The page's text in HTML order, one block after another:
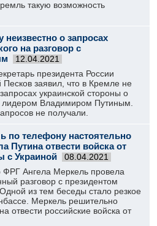
такую возможность
неизвестно о запросах
на разговор с
12.04.2021
президента России
Песков заявил, что в Кремле не
украинской стороны о
лидером Владимиром Путиным.
не получали.
по телефону настоятельно
Путина отвести войска от
с Украиной
08.04.2021
ФРГ Ангела Меркель провела
разговор с президентом
из тем беседы стало резкое
Меркель решительно
отвести российские войска от